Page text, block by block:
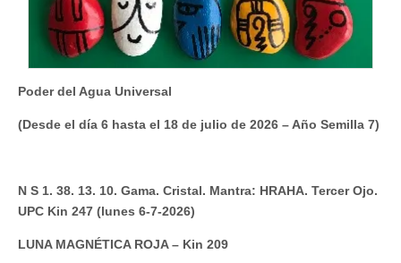
Poder del Agua Universal
(Desde el día 6 hasta el 18 de julio de 2026 – Año Semilla 7)
N S 1. 38. 13. 10. Gama. Cristal. Mantra: HRAHA. Tercer Ojo.
UPC Kin 247 (lunes 6-7-2026)
LUNA MAGNÉTICA ROJA – Kin 209